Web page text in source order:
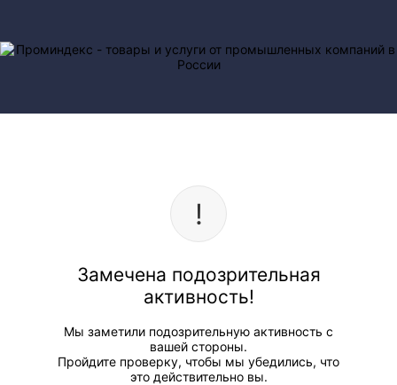
Замечена подозрительная
активность!
Мы заметили подозрительную активность с
вашей стороны.
Пройдите проверку, чтобы мы убедились, что
это действительно вы.